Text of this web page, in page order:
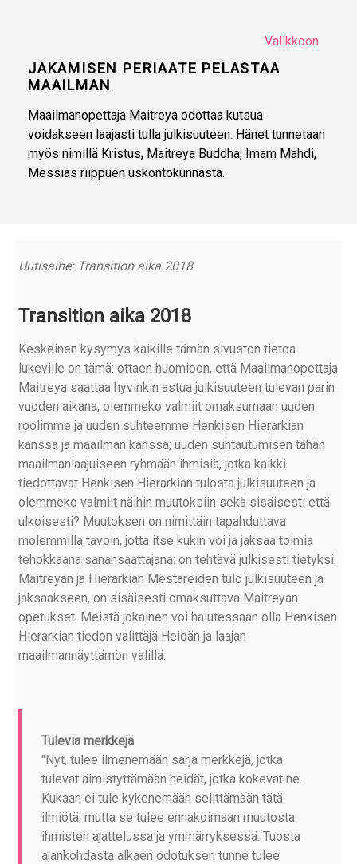
Valikkoon
JAKAMISEN PERIAATE PELASTAA
MAAILMAN
Maailmanopettaja Maitreya odottaa kutsua
voidakseen laajasti tulla julkisuuteen. Hänet tunnetaan
myös nimillä Kristus, Maitreya Buddha, Imam Mahdi,
Messias riippuen uskontokunnasta.
Uutisaihe: Transition aika 2018
Transition aika 2018
Keskeinen kysymys kaikille tämän sivuston tietoa
lukeville on tämä: ottaen huomioon, että Maailmanopettaja
Maitreya saattaa hyvinkin astua julkisuuteen tulevan parin
vuoden aikana, olemmeko valmiit omaksumaan uuden
roolimme ja uuden suhteemme Henkisen Hierarkian
kanssa ja maailman kanssa; uuden suhtautumisen tähän
maailmanlaajuiseen ryhmään ihmisiä, jotka kaikki
tiedottavat Henkisen Hierarkian tulosta julkisuuteen ja
olemmeko valmiit näihin muutoksiin sekä sisäisesti että
ulkoisesti? Muutoksen on nimittäin tapahduttava
molemmilla tavoin, jotta itse kukin voi ja jaksaa toimia
tehokkaana sanansaattajana: on tehtävä julkisesti tietyksi
Maitreyan ja Hierarkian Mestareiden tulo julkisuuteen ja
jaksaakseen, on sisäisesti omaksuttava Maitreyan
opetukset. Meistä jokainen voi halutessaan olla Henkisen
Hierarkian tiedon välittäjä Heidän ja laajan
maailmannäyttämön välillä.
Tulevia merkkejä
"Nyt, tulee ilmenemään sarja merkkejä, jotka
tulevat äimistyttämään heidät, jotka kokevat ne.
Kukaan ei tule kykenemään selittämään tätä
ilmiötä, mutta se tulee ennakoimaan muutosta
ihmisten ajattelussa ja ymmärryksessä. Tuosta
ajankohdasta alkaen odotuksen tunne tulee